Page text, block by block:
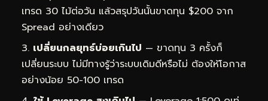
เทรด 30 ไม้ต่อวัน แล้วสรุปวันนั้นขาดทุน $200 จาก
Spread อย่างเดียว
เปลี่ยนกลยุทธ์บ่อยเกินไป — ขาดทุน 3 ครั้งก็
เปลี่ยนระบบ ไม่มีทางรู้ว่าระบบเดิมดีหรือไม่ ต้องให้โอกาส
อย่างน้อย 50-100 เทรด